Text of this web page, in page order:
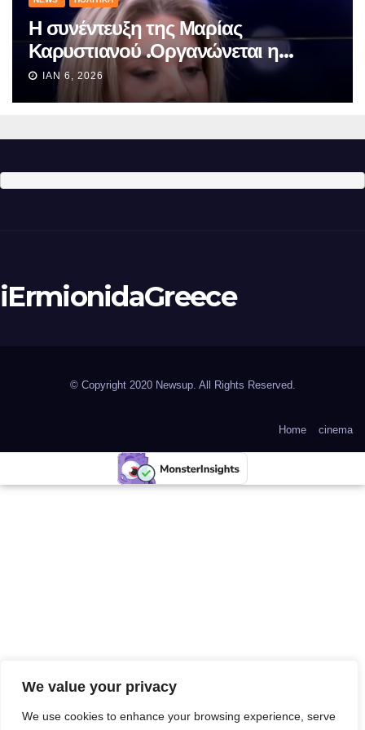
We value your privacy
We use cookies to enhance your browsing experience, serve
Η συνέντευξη της Μαρίας
Καρυστιανού .Οργανώνεται η
πολιτική κίνηση
ΙΑΝ 6, 2026
iErmionidaGreece
© Copyright 2020 Newsup. All Rights Reserved.
Home cinema